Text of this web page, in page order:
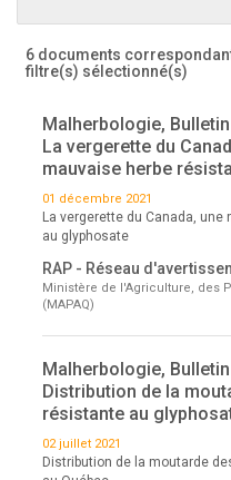
6 documents
filtre(s) sélectionné(s)
Malherbologie,
La vergerette du
mauvaise herbe
01 décembre 2021
La vergerette du Canada,
au glyphosate
RAP - Réseau
Ministère de l'Agriculture, des
(MAPAQ)
Malherbologie,
Distribution de la
résistante au
02 juillet 2021
Distribution de la moutarde